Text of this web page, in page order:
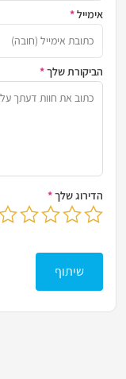
אימייל*
הביקורת שלך*
הדירוג שלך*
שיתוף